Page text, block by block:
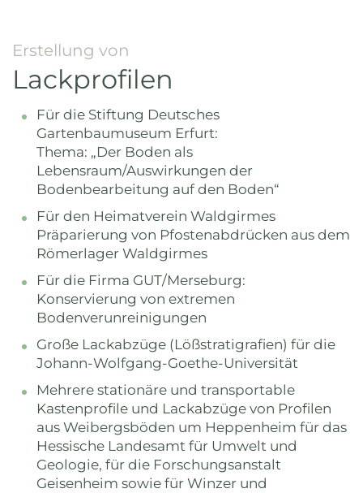
Erstellung von
Lackprofilen
Für die Stiftung Deutsches
Gartenbaumuseum Erfurt:
Thema: „Der Boden als
Lebensraum/Auswirkungen der
Bodenbearbeitung auf den Boden“
Für den Heimatverein Waldgirmes
Präparierung von Pfostenabdrücken aus dem
Römerlager Waldgirmes
Für die Firma GUT/Merseburg:
Konservierung von extremen
Bodenverunreinigungen
Große Lackabzüge (Lößstratigrafien) für die
Johann-Wolfgang-Goethe-Universität
Mehrere stationäre und transportable
Kastenprofile und Lackabzüge von Profilen
aus Weibergsböden um Heppenheim für das
Hessische Landesamt für Umwelt und
Geologie, für die Forschungsanstalt
Geisenheim sowie für Winzer und